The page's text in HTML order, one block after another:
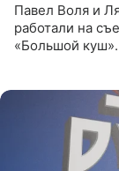
Павел Воля и
работали на
«Большой